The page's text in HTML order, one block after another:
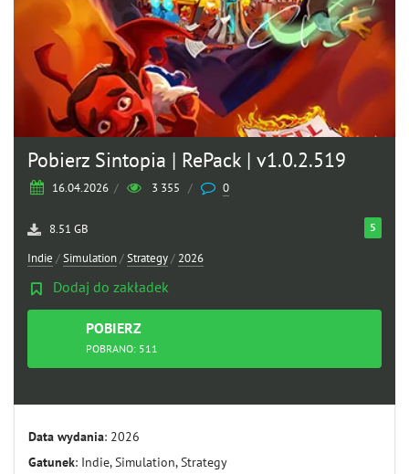
Pobierz Sintopia | RePack | v1.0.2.519
16.04.2026 / 3 355 / 0
5
8.51 GB
Indie /Simulation/Strategy/ 2026
Dodaj do zakładek
POBIERZ
TORRENTPOBRANO: 511
Data wydania: 2026
Gatunek: Indie, Simulation, Strategy